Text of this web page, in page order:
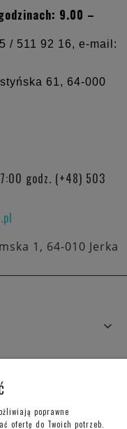
9.00 –
/ 511 92 16, e-mail:
61, 64-000
godz. (+48) 503
1, 64-010 Jerka
poprawne
ofertę do Twoich potrzeb.